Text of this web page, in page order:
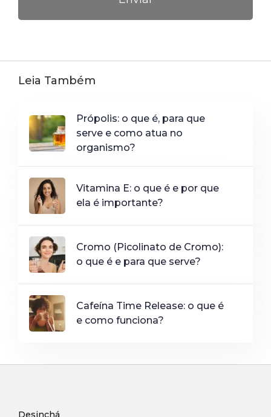
Leia Também
Própolis: o que é, para que
serve e como atua no
organismo?
Vitamina E: o que é e por que
ela é importante?
Cromo (Picolinato de Cromo):
o que é e para que serve?
Cafeína Time Release: o que é
e como funciona?
Desinchá